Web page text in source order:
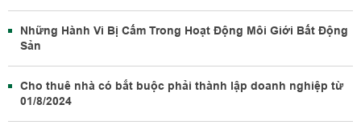
Những Hành Vi Bị Cấm Trong Hoạt Động Môi Giới Bất Động
Sản
Cho thuê nhà có bắt buộc phải thành lập doanh nghiệp từ
01/8/2024